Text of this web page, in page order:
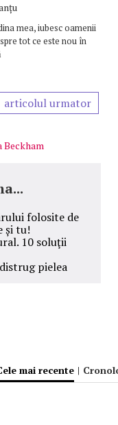
mea, iubesc oamenii
tot ce este nou în
articolul urmator
Beckham
folosite de
și tu!
10 soluţii
pielea
mai recente |